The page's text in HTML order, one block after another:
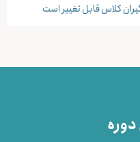
کلاس قابل تغییر است